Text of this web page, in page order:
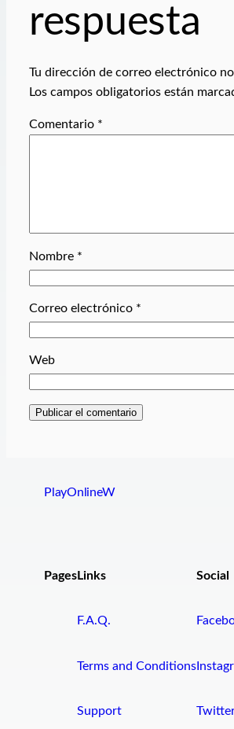
respuesta
Tu dirección de correo electrónico
Los campos obligatorios están
Comentario *
Nombre *
Correo electrónico *
Web
PlayOnlineW
PagesLinks
F.A.Q.
Terms and Conditions
Support
Social